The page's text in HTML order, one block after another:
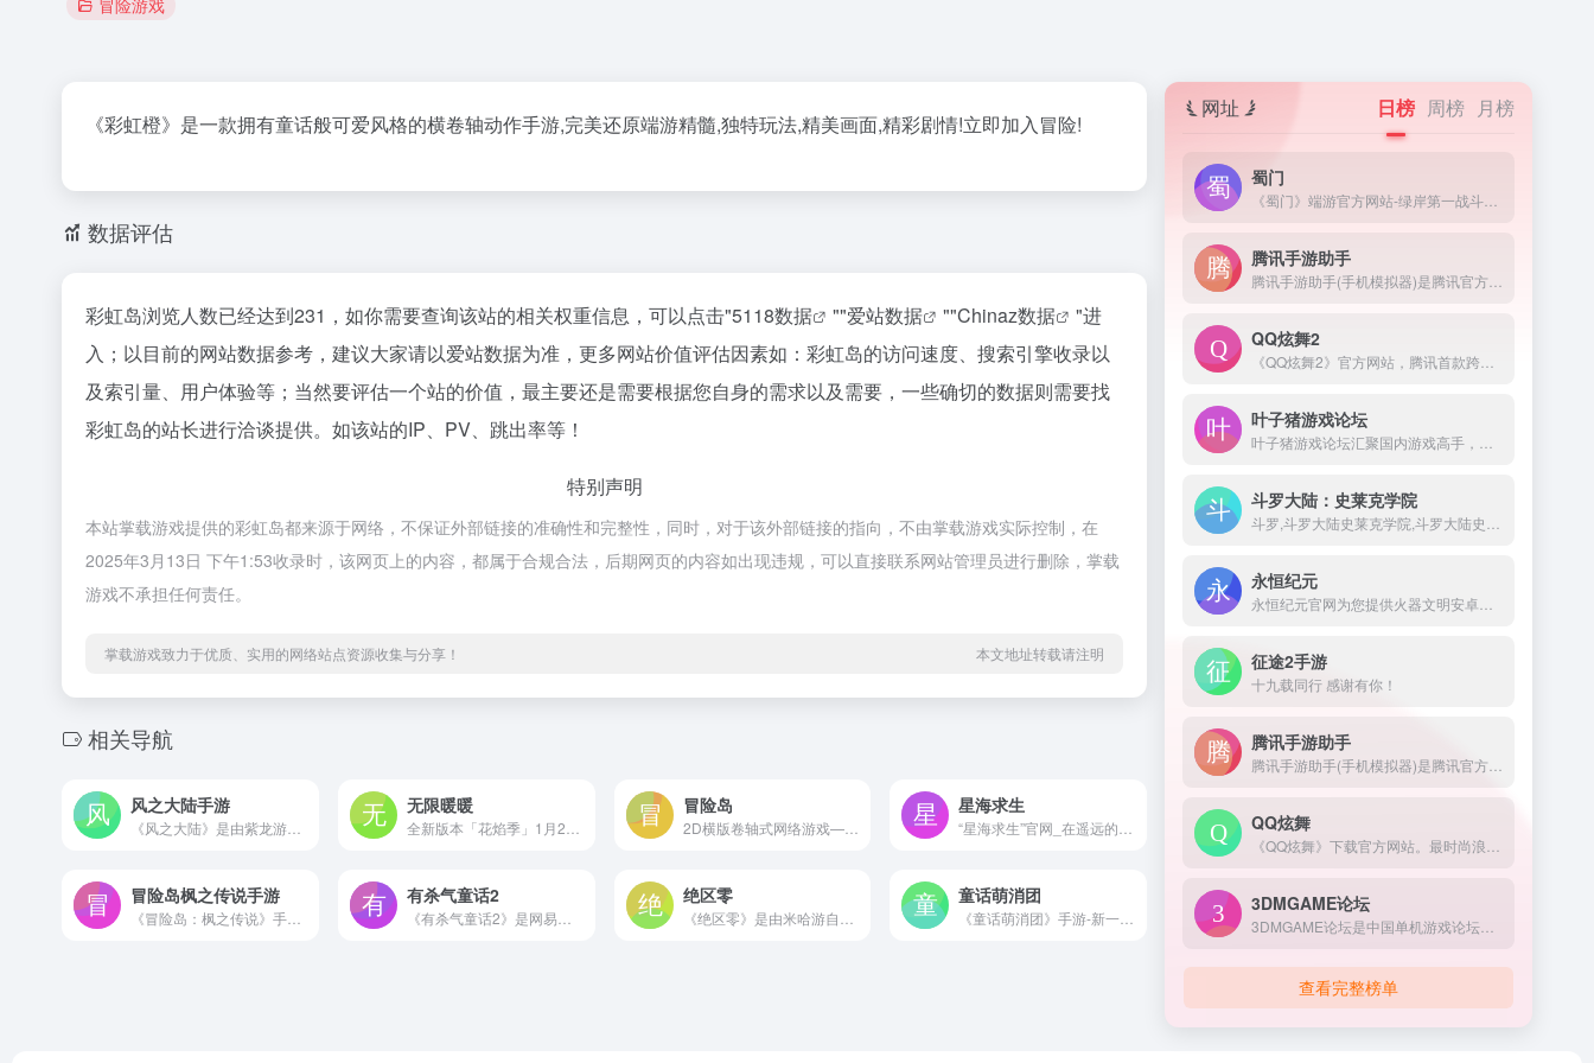
冒险游戏
《彩虹橙》是一款拥有童话般可爱风格的横卷轴动作手游,完美还原端游精髓,独特玩法,精美画面,精彩剧情!立即加入冒险!
数据评估
彩虹岛浏览人数已经达到231，如你需要查询该站的相关权重信息，可以点击"5118数据 ""爱站数据 ""Chinaz数据
"进
入；以目前的网站数据参考，建议大家请以爱站数据为准，更多网站价值评估因素如：彩虹岛的访问速度、搜索引擎收录以
及索引量、用户体验等；当然要评估一个站的价值，最主要还是需要根据您自身的需求以及需要，一些确切的数据则需要找
彩虹岛的站长进行洽谈提供。如该站的IP、PV、跳出率等！
特别声明
本站掌载游戏提供的彩虹岛都来源于网络，不保证外部链接的准确性和完整性，同时，对于该外部链接的指向，不由掌载游戏实际控制，在
2025年3月13日 下午1:53收录时，该网页上的内容，都属于合规合法，后期网页的内容如出现违规，可以直接联系网站管理员进行删除，掌载
游戏不承担任何责任。
掌载游戏致力于优质、实用的网络站点资源收集与分享！ 本文地址转载请注明
相关导航
风之大陆手游 无限暖暖 冒险岛
2D横版卷轴式网络游戏——《冒险岛Online》是旗下的一款超人气家庭休闲网游。整个游戏画面以2D平面展开，采用了与其他Q版2D游戏不同的横向卷轴的移动方式。游戏场景高低落差的设计，整个画面分前景、静止背景、活动景物3个层次的设计，既别出心裁又给人一种很真实的感受。
星海求生
冒险岛枫之传说手游 有杀气童话2 绝区零 童话萌消团
网址 日榜 周榜 月榜
蜀门
腾讯手游助手
QQ炫舞2
叶子猪游戏论坛
斗罗大陆：史莱克学院
永恒纪元
征途2手游
十九载同行 感谢有你！
腾讯手游助手
QQ炫舞
3DMGAME论坛
查看完整榜单